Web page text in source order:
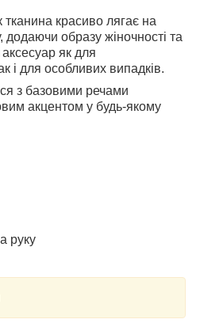
красиво лягає на
образу жіночності та
аксесуар як для
і для особливих випадків.
з базовими речами
акцентом у будь-якому
руку